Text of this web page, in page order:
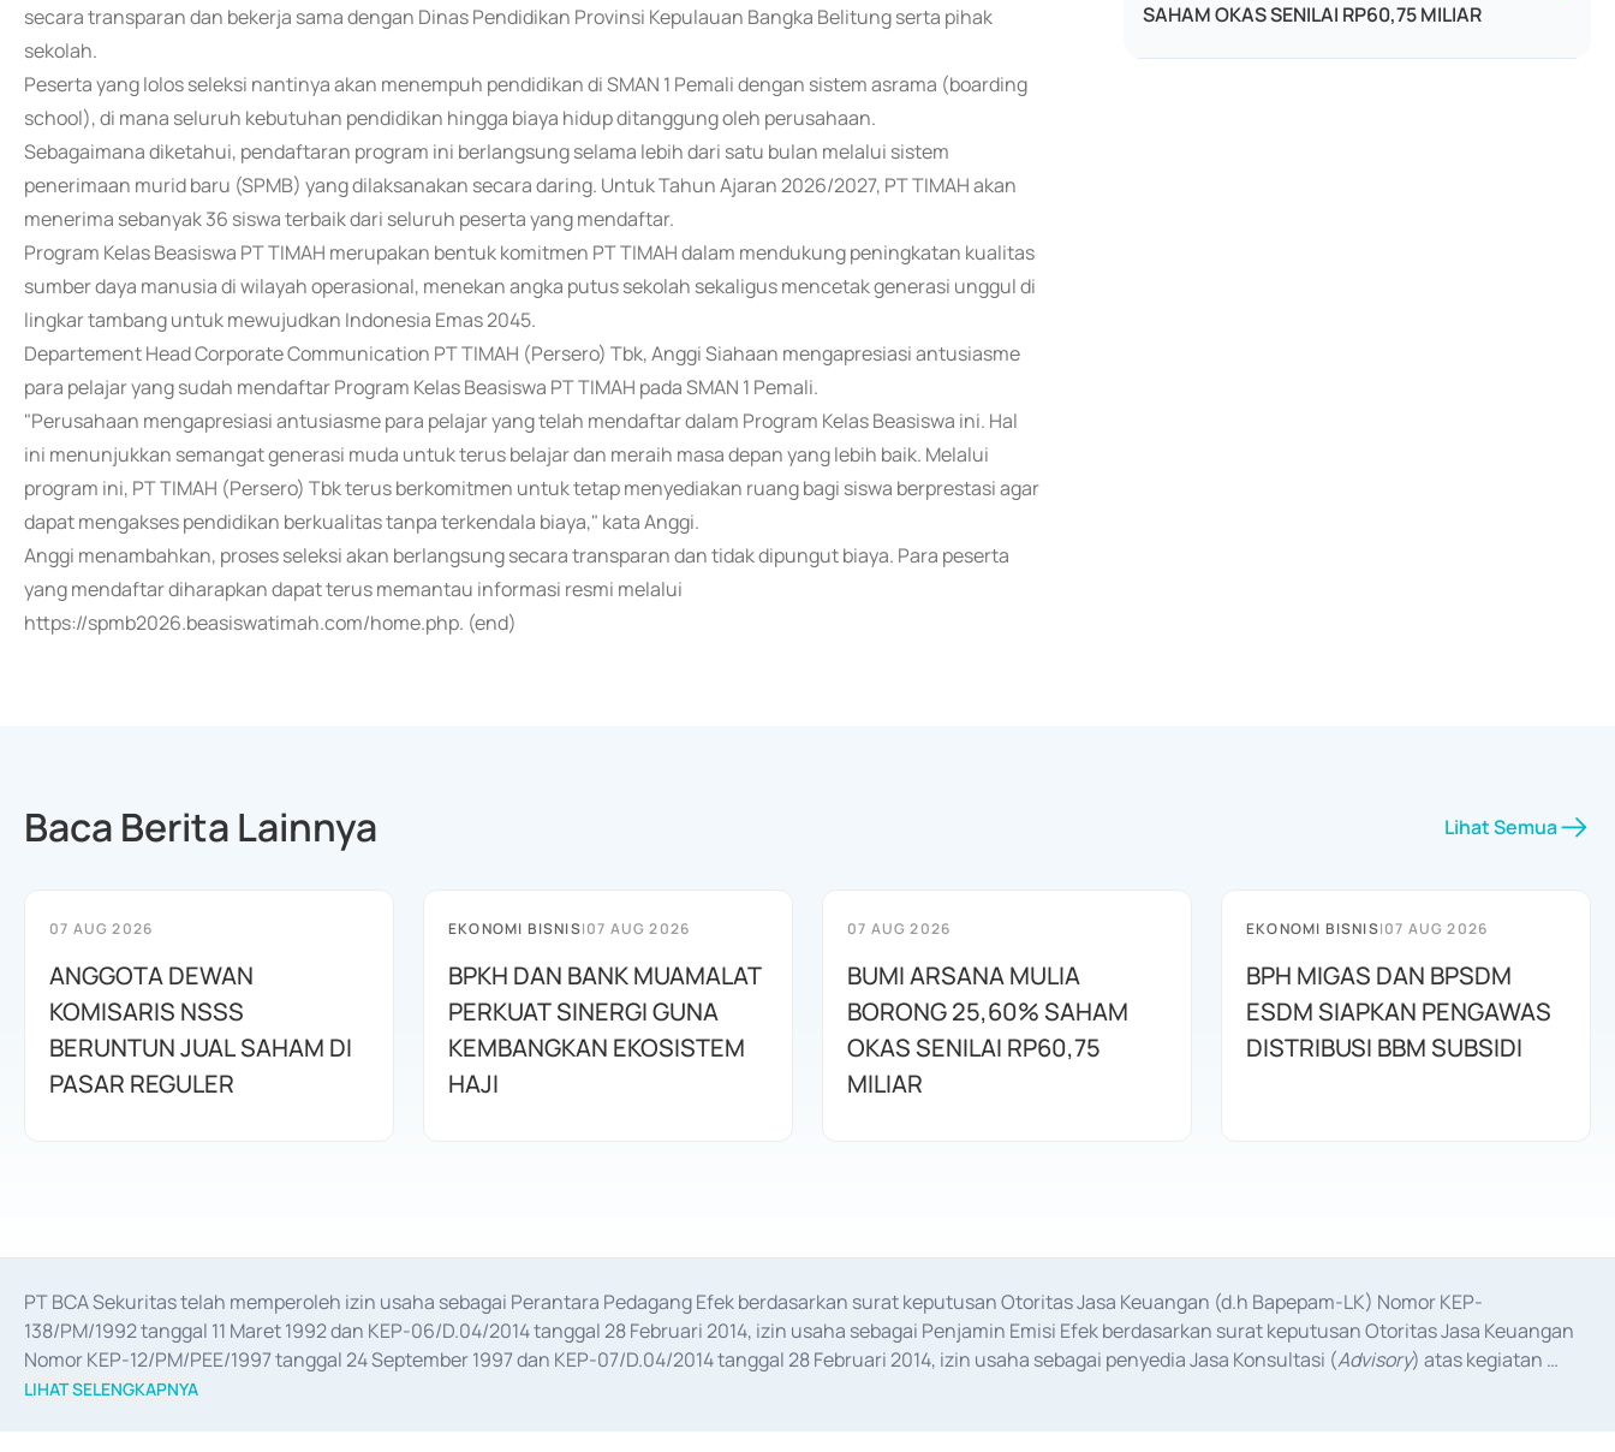
secara transparan dan bekerja sama dengan Dinas Pendidikan Provinsi Kepulauan Bangka Belitung serta pihak
sekolah.
Peserta yang lolos seleksi nantinya akan menempuh pendidikan di SMAN 1 Pemali dengan sistem asrama (boarding
school), di mana seluruh kebutuhan pendidikan hingga biaya hidup ditanggung oleh perusahaan.
Sebagaimana diketahui, pendaftaran program ini berlangsung selama lebih dari satu bulan melalui sistem
penerimaan murid baru (SPMB) yang dilaksanakan secara daring. Untuk Tahun Ajaran 2026/2027, PT TIMAH akan
menerima sebanyak 36 siswa terbaik dari seluruh peserta yang mendaftar.
Program Kelas Beasiswa PT TIMAH merupakan bentuk komitmen PT TIMAH dalam mendukung peningkatan kualitas
sumber daya manusia di wilayah operasional, menekan angka putus sekolah sekaligus mencetak generasi unggul di
lingkar tambang untuk mewujudkan Indonesia Emas 2045.
Departement Head Corporate Communication PT TIMAH (Persero) Tbk, Anggi Siahaan mengapresiasi antusiasme
para pelajar yang sudah mendaftar Program Kelas Beasiswa PT TIMAH pada SMAN 1 Pemali.
"Perusahaan mengapresiasi antusiasme para pelajar yang telah mendaftar dalam Program Kelas Beasiswa ini. Hal
ini menunjukkan semangat generasi muda untuk terus belajar dan meraih masa depan yang lebih baik. Melalui
program ini, PT TIMAH (Persero) Tbk terus berkomitmen untuk tetap menyediakan ruang bagi siswa berprestasi agar
dapat mengakses pendidikan berkualitas tanpa terkendala biaya," kata Anggi.
Anggi menambahkan, proses seleksi akan berlangsung secara transparan dan tidak dipungut biaya. Para peserta
yang mendaftar diharapkan dapat terus memantau informasi resmi melalui
https://spmb2026.beasiswatimah.com/home.php. (end)
SAHAM OKAS SENILAI RP60,75 MILIAR
Baca Berita Lainnya Lihat Semua
07 AUG 2026
ANGGOTA DEWAN
KOMISARIS NSSS
BERUNTUN JUAL SAHAM DI
PASAR REGULER
EKONOMI BISNIS|07 AUG 2026
BPKH DAN BANK MUAMALAT
PERKUAT SINERGI GUNA
KEMBANGKAN EKOSISTEM
HAJI
07 AUG 2026
BUMI ARSANA MULIA
BORONG 25,60% SAHAM
OKAS SENILAI RP60,75
MILIAR
EKONOMI BISNIS|07 AUG 2026
BPH MIGAS DAN BPSDM
ESDM SIAPKAN PENGAWAS
DISTRIBUSI BBM SUBSIDI
PT BCA Sekuritas telah memperoleh izin usaha sebagai Perantara Pedagang Efek berdasarkan surat keputusan Otoritas Jasa Keuangan (d.h Bapepam-LK) Nomor KEP-
138/PM/1992 tanggal 11 Maret 1992 dan KEP-06/D.04/2014 tanggal 28 Februari 2014, izin usaha sebagai Penjamin Emisi Efek berdasarkan surat keputusan Otoritas Jasa Keuangan
Nomor KEP-12/PM/PEE/1997 tanggal 24 September 1997 dan KEP-07/D.04/2014 tanggal 28 Februari 2014, izin usaha sebagai penyedia Jasa Konsultasi (Advisory) atas kegiatan
merger, akuisisi, divestasi, dan
LIHAT SELENGKAPNYA